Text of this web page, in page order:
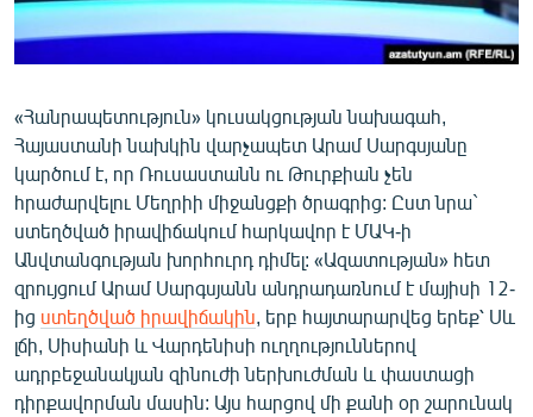
ԿՈՐՈՆԱՎԻՐՈՒՍ
ՏԵՍԱՆՅՈՒԹԵՐ
ԲԱՆԱՎԵՃ
ՁԳՏԵԼՈՎ ԼԱՎԱԳՈՒՅՆԻՆ
ՓՈԴՔԱՍԹ
Հայերեն
English
Русский
«Հանրապետություն» կուսակցության նախագահ,
Հայաստանի նախկին վարչապետ Արամ Սարգսյանը
կարծում է, որ Ռուսաստանն ու Թուրքիան չեն
հրաժարվելու Մեղրիի միջանցքի ծրագրից: Ըստ նրա`
ստեղծված իրավիճակում հարկավոր է ՄԱԿ-ի
Անվտանգության խորհուրդ դիմել: «Ազատության» հետ
զրույցում Արամ Սարգսյանն անդրադառնում է մայիսի 12-
ից ստեղծված իրավիճակին , երբ հայտարարվեց երեք՝ Սև
լճի, Սիսիանի և Վարդենիսի ուղղություններով
ադրբեջանակյան զինուժի ներխուժման և փաստացի
դիրքավորման մասին: Այս հարցով մի քանի օր շարունակ